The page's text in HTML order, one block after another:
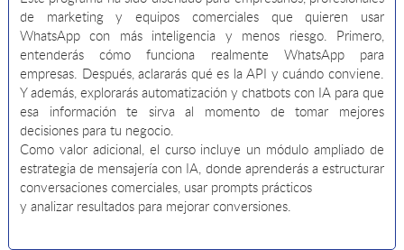
de marketing y equipos comerciales que quieren usar
WhatsApp con más inteligencia y menos riesgo. Primero,
entenderás cómo funciona realmente WhatsApp para
empresas. Después, aclararás qué es la API y cuándo conviene.
Y además, explorarás automatización y chatbots con IA para que
esa información te sirva al momento de tomar mejores
decisiones para tu negocio.
Como valor adicional, el curso incluye un módulo ampliado de
estrategia de mensajería con IA, donde aprenderás a estructurar
conversaciones comerciales, usar prompts prácticos
y analizar resultados para mejorar conversiones.